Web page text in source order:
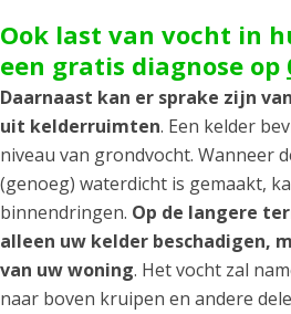
Ook last van vocht in
een gratis diagnose op
Daarnaast kan er sprake zijn
uit kelderruimten. Een kelder
niveau van grondvocht. Wanneer
(genoeg) waterdicht is gemaakt,
binnendringen. Op de langere
alleen uw kelder beschadigen,
van uw woning. Het vocht zal
naar boven kruipen en andere